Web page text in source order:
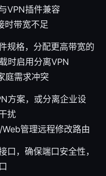
VPN插件兼容
时带宽不足
规格，分配更高带宽的
时启用分离VPN
庭需求冲突
方案，或分离企业设
扰
管理远程修改路由
口，确保端口安全性，